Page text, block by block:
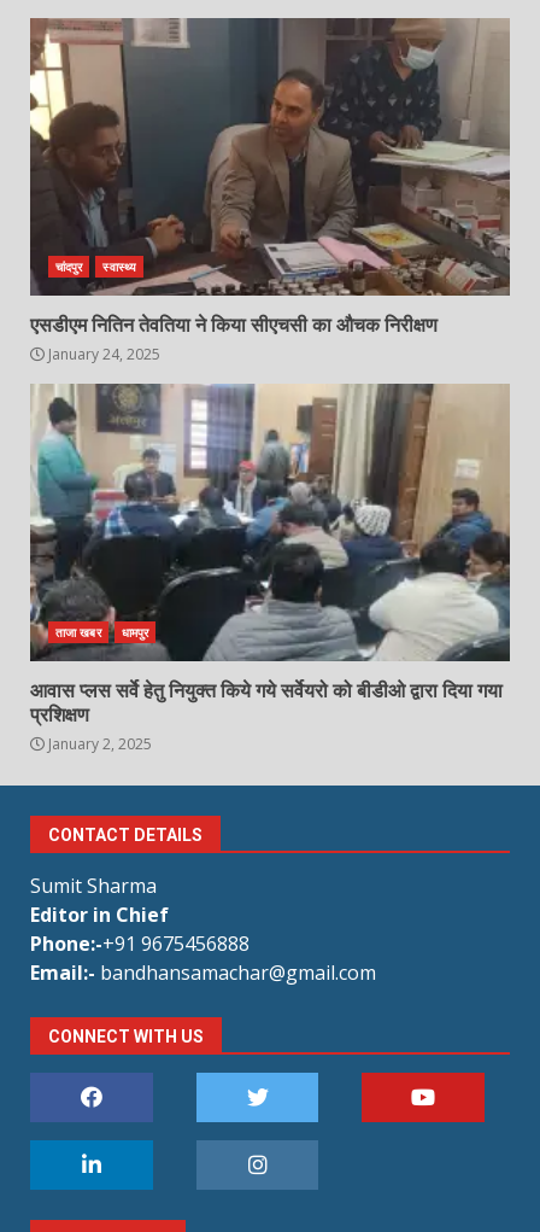
चांदपुर स्वास्थ्य
एसडीएम नितिन तेवतिया ने किया सीएचसी का औचक निरीक्षण
January 24, 2025
ताजा खबर धामपुर
आवास प्लस सर्वे हेतु नियुक्त किये गये सर्वेयरो को बीडीओ द्वारा दिया गया
प्रशिक्षण
January 2, 2025
CONTACT DETAILS
Sumit Sharma
Editor in Chief
Phone:-+91 9675456888
Email:- bandhansamachar@gmail.com
CONNECT WITH US